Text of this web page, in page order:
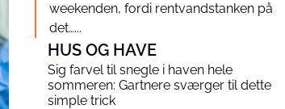
weekenden, fordi rentvandstanken på
det…...
HUS OG HAVE
Sig farvel til snegle i haven hele
sommeren: Gartnere sværger til dette
simple trick